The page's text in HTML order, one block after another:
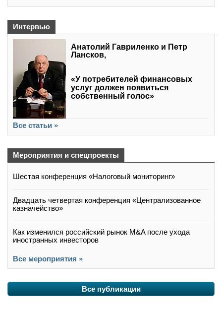
Интервью
Анатолий Гавриленко и Петр
Лансков,
«У потребителей финансовых
услуг должен появиться
собственный голос»
Все статьи »
Мероприятия и спецпроекты
Шестая конференция «Налоговый мониторинг»
Двадцать четвертая конференция «Централизованное
казначейство»
Как изменился российский рынок M&A после ухода
иностранных инвесторов
Все мероприятия »
Все публикации